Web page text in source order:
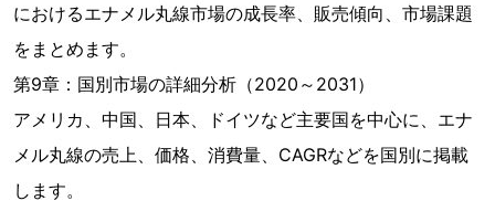
におけるエナメル丸線市場の成長率、販売傾向、市場課題
をまとめます。
第9章：国別市場の詳細分析（2020～2031）
アメリカ、中国、日本、ドイツなど主要国を中心に、エナ
メル丸線の売上、価格、消費量、CAGRなどを国別に掲載
します。